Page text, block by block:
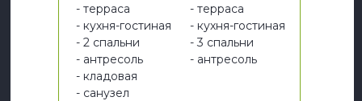
- терраса
- кухня-гостиная
- 2 спальни
- антресоль
- кладовая
- санузел
- терраса
- кухня-гостиная
- 3 спальни
- антресоль